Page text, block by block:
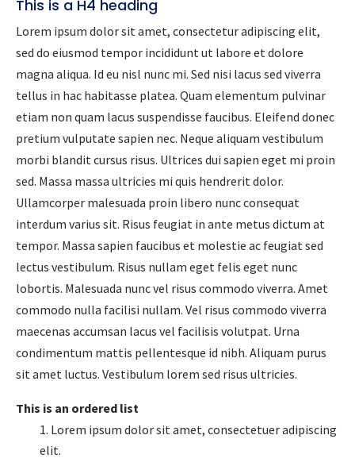
This is a H4 heading
Lorem ipsum dolor sit amet, consectetur adipiscing elit,
sed do eiusmod tempor incididunt ut labore et dolore
magna aliqua. Id eu nisl nunc mi. Sed nisi lacus sed viverra
tellus in hac habitasse platea. Quam elementum pulvinar
etiam non quam lacus suspendisse faucibus. Eleifend donec
pretium vulputate sapien nec. Neque aliquam vestibulum
morbi blandit cursus risus. Ultrices dui sapien eget mi proin
sed. Massa massa ultricies mi quis hendrerit dolor.
Ullamcorper malesuada proin libero nunc consequat
interdum varius sit. Risus feugiat in ante metus dictum at
tempor. Massa sapien faucibus et molestie ac feugiat sed
lectus vestibulum. Risus nullam eget felis eget nunc
lobortis. Malesuada nunc vel risus commodo viverra. Amet
commodo nulla facilisi nullam. Vel risus commodo viverra
maecenas accumsan lacus vel facilisis volutpat. Urna
condimentum mattis pellentesque id nibh. Aliquam purus
sit amet luctus. Vestibulum lorem sed risus ultricies.
This is an ordered list
Lorem ipsum dolor sit amet, consectetuer adipiscing
elit.